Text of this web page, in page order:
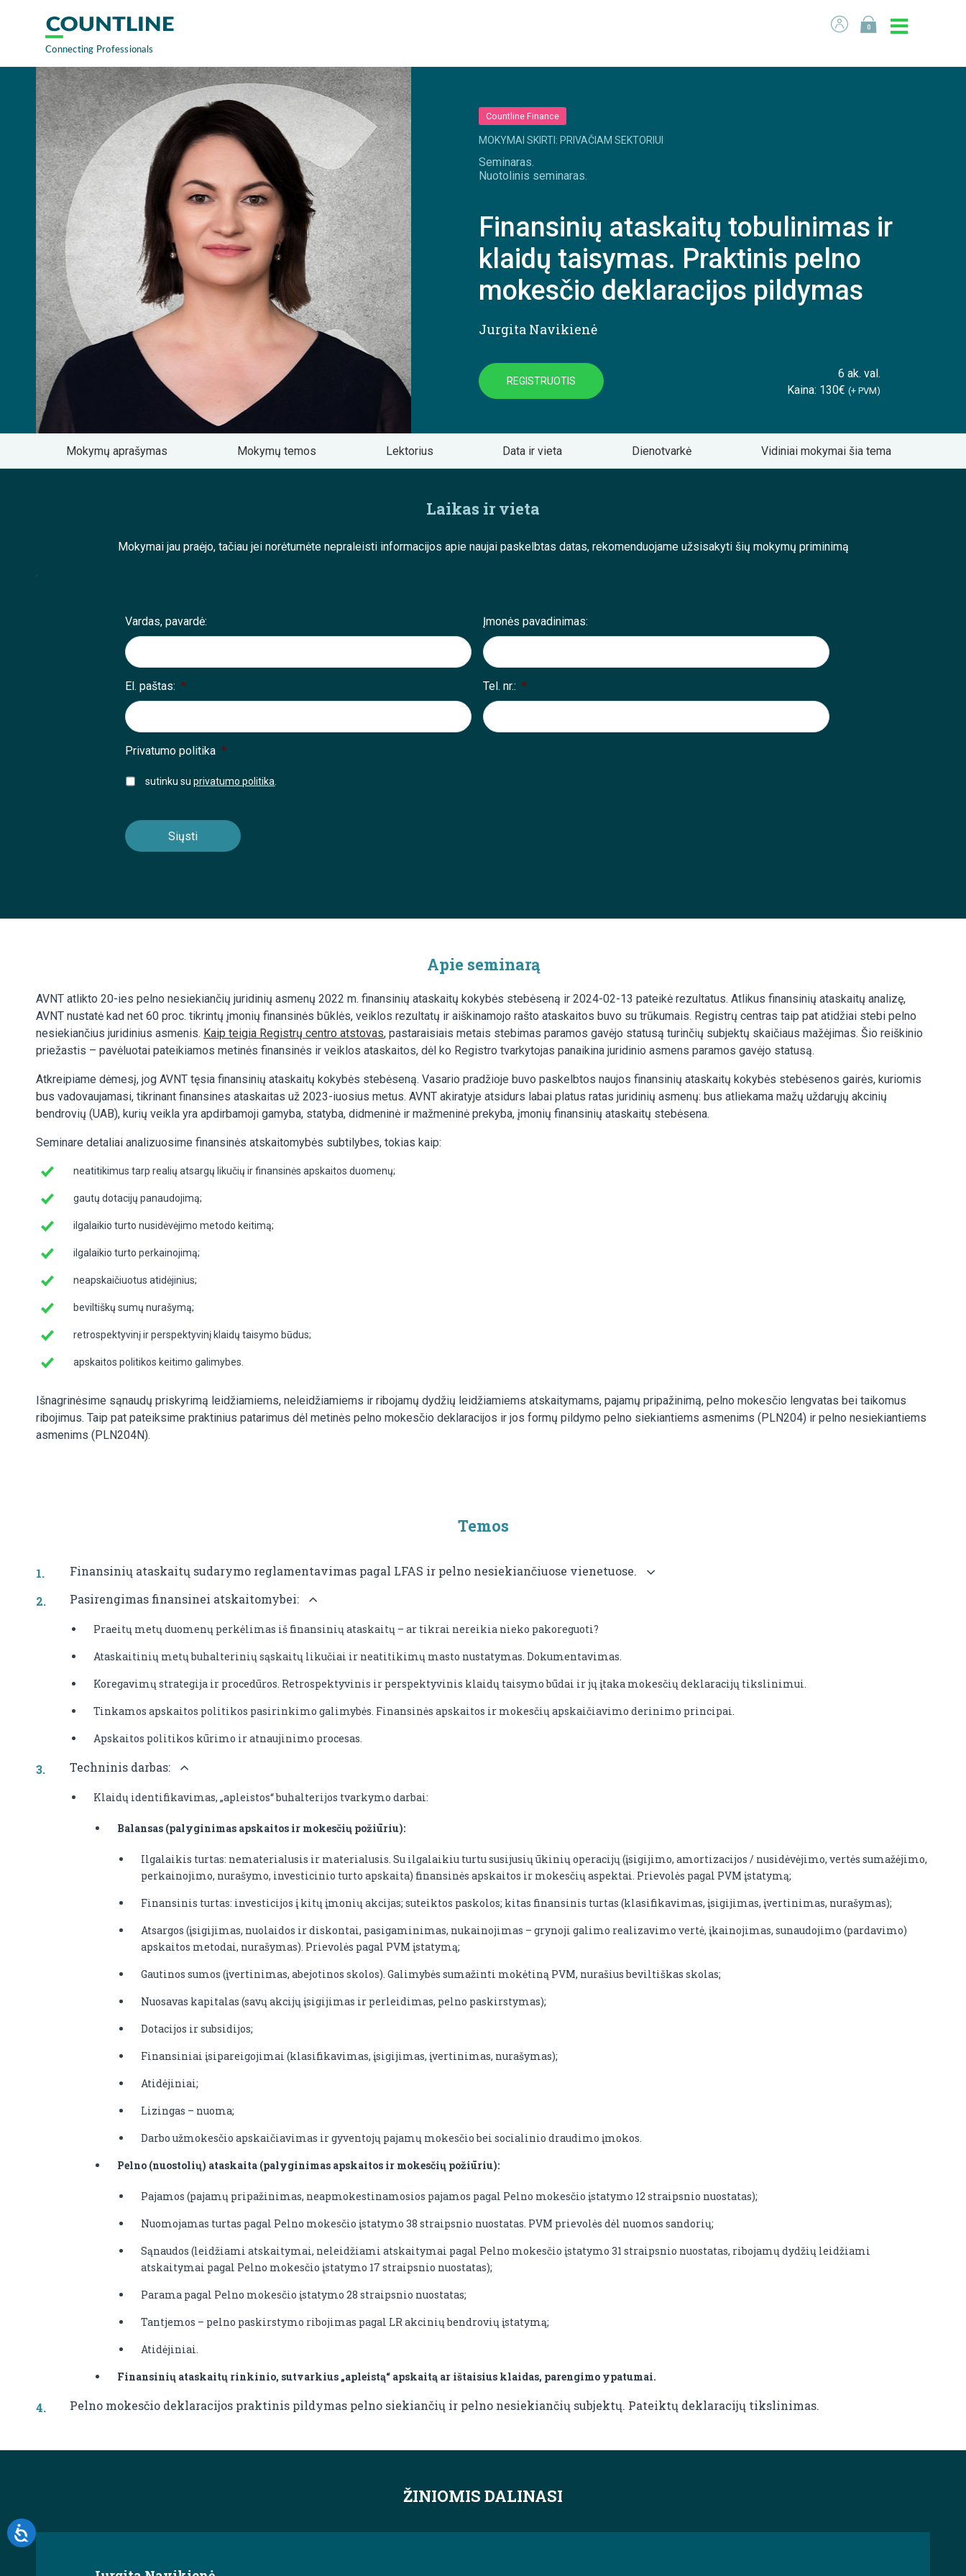
0
Countline Finance
MOKYMAI SKIRTI: PRIVAČIAM SEKTORIUI
Seminaras.
Nuotolinis seminaras.
Finansinių ataskaitų tobulinimas ir
klaidų taisymas. Praktinis pelno
mokesčio deklaracijos pildymas
Jurgita Navikienė
REGISTRUOTIS
6 ak. val.
Kaina: 130€ (+ PVM)
Mokymų aprašymas Mokymų temos Lektorius Data ir vieta Dienotvarkė Vidiniai mokymai šia tema
Laikas ir vieta
Mokymai jau praėjo, tačiau jei norėtumėte nepraleisti informacijos apie naujai paskelbtas datas, rekomenduojame užsisakyti šių mokymų priminimą
;
Vardas, pavardė: Įmonės pavadinimas:
El. paštas: * Tel. nr.: *
Privatumo politika *
sutinku suprivatumo politika
Apie seminarą
AVNT atlikto 20-ies pelno nesiekiančių juridinių asmenų 2022 m. finansinių ataskaitų kokybės stebėseną ir 2024-02-13 pateikė rezultatus. Atlikus finansinių ataskaitų analizę,
AVNT nustatė kad net 60 proc. tikrintų įmonių finansinės būklės, veiklos rezultatų ir aiškinamojo rašto ataskaitos buvo su trūkumais. Registrų centras taip pat atidžiai stebi pelno
nesiekiančius juridinius asmenis. Kaip teigia Registrų centro atstovas, pastaraisiais metais stebimas paramos gavėjo statusą turinčių subjektų skaičiaus mažėjimas. Šio reiškinio
priežastis – pavėluotai pateikiamos metinės finansinės ir veiklos ataskaitos, dėl ko Registro tvarkytojas panaikina juridinio asmens paramos gavėjo statusą.
Atkreipiame dėmesį, jog AVNT tęsia finansinių ataskaitų kokybės stebėseną. Vasario pradžioje buvo paskelbtos naujos finansinių ataskaitų kokybės stebėsenos gairės, kuriomis
bus vadovaujamasi, tikrinant finansines ataskaitas už 2023-iuosius metus. AVNT akiratyje atsidurs labai platus ratas juridinių asmenų: bus atliekama mažų uždarųjų akcinių
bendrovių (UAB), kurių veikla yra apdirbamoji gamyba, statyba, didmeninė ir mažmeninė prekyba, įmonių finansinių ataskaitų stebėsena.
Seminare detaliai analizuosime finansinės atskaitomybės subtilybes, tokias kaip:
neatitikimus tarp realių atsargų likučių ir finansinės apskaitos duomenų;
gautų dotacijų panaudojimą;
ilgalaikio turto nusidėvėjimo metodo keitimą;
ilgalaikio turto perkainojimą;
neapskaičiuotus atidėjinius;
beviltiškų sumų nurašymą;
retrospektyvinį ir perspektyvinį klaidų taisymo būdus;
apskaitos politikos keitimo galimybes.
Išnagrinėsime sąnaudų priskyrimą leidžiamiems, neleidžiamiems ir ribojamų dydžių leidžiamiems atskaitymams, pajamų pripažinimą, pelno mokesčio lengvatas bei taikomus
ribojimus. Taip pat pateiksime praktinius patarimus dėl metinės pelno mokesčio deklaracijos ir jos formų pildymo pelno siekiantiems asmenims (PLN204) ir pelno nesiekiantiems
asmenims (PLN204N).
Temos
Finansinių ataskaitų sudarymo reglamentavimas pagal LFAS ir pelno nesiekiančiuose vienetuose.
Pasirengimas finansinei atskaitomybei:
Praeitų metų duomenų perkėlimas iš finansinių ataskaitų – ar tikrai nereikia nieko pakoreguoti?
Ataskaitinių metų buhalterinių sąskaitų likučiai ir neatitikimų masto nustatymas. Dokumentavimas.
Koregavimų strategija ir procedūros. Retrospektyvinis ir perspektyvinis klaidų taisymo būdai ir jų įtaka mokesčių deklaracijų tikslinimui.
Tinkamos apskaitos politikos pasirinkimo galimybės. Finansinės apskaitos ir mokesčių apskaičiavimo derinimo principai.
Apskaitos politikos kūrimo ir atnaujinimo procesas.
Techninis darbas:
Klaidų identifikavimas, „apleistos“ buhalterijos tvarkymo darbai:
Balansas (palyginimas apskaitos ir mokesčių požiūriu):
Ilgalaikis turtas: nematerialusis ir materialusis. Su ilgalaikiu turtu susijusių ūkinių operacijų (įsigijimo, amortizacijos / nusidėvėjimo, vertės sumažėjimo,
perkainojimo, nurašymo, investicinio turto apskaita) finansinės apskaitos ir mokesčių aspektai. Prievolės pagal PVM įstatymą;
Finansinis turtas: investicijos į kitų įmonių akcijas; suteiktos paskolos; kitas finansinis turtas (klasifikavimas, įsigijimas, įvertinimas, nurašymas);
Atsargos (įsigijimas, nuolaidos ir diskontai, pasigaminimas, nukainojimas – grynoji galimo realizavimo vertė, įkainojimas, sunaudojimo (pardavimo)
apskaitos metodai, nurašymas). Prievolės pagal PVM įstatymą;
Gautinos sumos (įvertinimas, abejotinos skolos). Galimybės sumažinti mokėtiną PVM, nurašius beviltiškas skolas;
Nuosavas kapitalas (savų akcijų įsigijimas ir perleidimas, pelno paskirstymas);
Dotacijos ir subsidijos;
Finansiniai įsipareigojimai (klasifikavimas, įsigijimas, įvertinimas, nurašymas);
Atidėjiniai;
Lizingas – nuoma;
Darbo užmokesčio apskaičiavimas ir gyventojų pajamų mokesčio bei socialinio draudimo įmokos.
Pelno (nuostolių) ataskaita (palyginimas apskaitos ir mokesčių požiūriu):
Pajamos (pajamų pripažinimas, neapmokestinamosios pajamos pagal Pelno mokesčio įstatymo 12 straipsnio nuostatas);
Nuomojamas turtas pagal Pelno mokesčio įstatymo 38 straipsnio nuostatas. PVM prievolės dėl nuomos sandorių;
Sąnaudos (leidžiami atskaitymai, neleidžiami atskaitymai pagal Pelno mokesčio įstatymo 31 straipsnio nuostatas, ribojamų dydžių leidžiami
atskaitymai pagal Pelno mokesčio įstatymo 17 straipsnio nuostatas);
Parama pagal Pelno mokesčio įstatymo 28 straipsnio nuostatas;
Tantjemos – pelno paskirstymo ribojimas pagal LR akcinių bendrovių įstatymą;
Atidėjiniai.
Finansinių ataskaitų rinkinio, sutvarkius „apleistą“ apskaitą ar ištaisius klaidas, parengimo ypatumai.
Pelno mokesčio deklaracijos praktinis pildymas pelno siekiančių ir pelno nesiekiančių subjektų. Pateiktų deklaracijų tikslinimas.
ŽINIOMIS DALINASI